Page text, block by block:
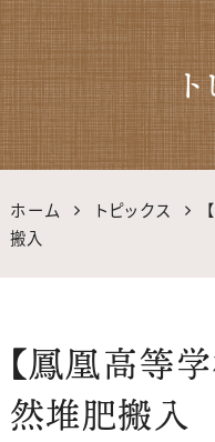
自然農法・
ま公式サイ
無農薬野菜
ホーム トピックス
搬入
【鳳凰高等
然堆肥搬入